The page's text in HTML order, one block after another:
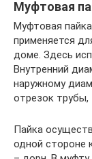
Муфтовая
Муфтовая
применяется
доме. Здесь
Внутренний
наружному
отрезок трубы,
Пайка
одной стороне